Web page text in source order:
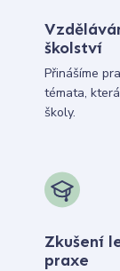
školství
Přinášíme
témata,
školy.
Zkušení
praxe